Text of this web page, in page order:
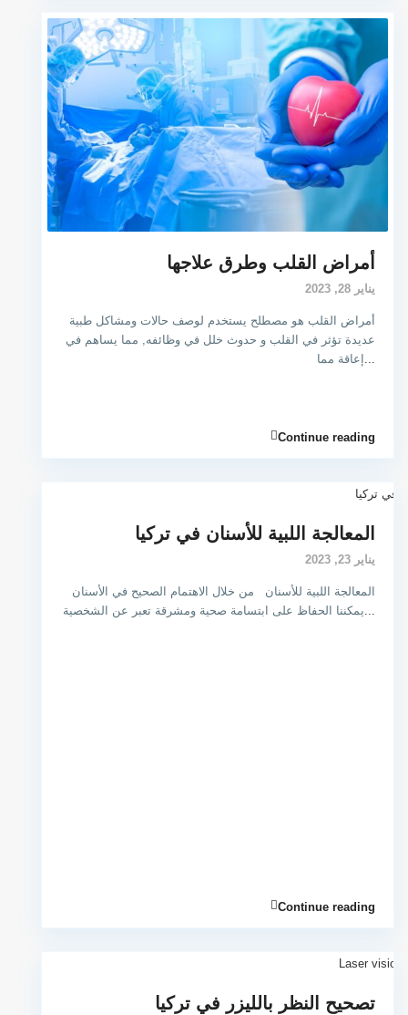
أمراض القلب وطرق علاجها
يناير 28, 2023
أمراض القلب هو مصطلح يستخدم لوصف حالات ومشاكل طبية
عديدة تؤثر في القلب و حدوث خلل في وظائفه, مما يساهم في
إعاقة مما
Continue reading
المعالجة اللبية للأسنان في تركيا
يناير 23, 2023
المعالجة اللبية للأسنان من خلال الاهتمام الصحيح في الأسنان
يمكننا الحفاظ على ابتسامة صحية ومشرقة تعبر عن الشخصية...
Continue reading
تصحيح النظر بالليزر في تركيا